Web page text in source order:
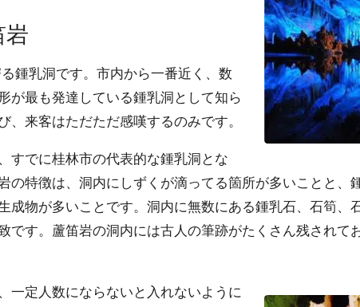
張家界
お客様の声
岩
鍾乳洞です。市内から一番近く、数
が最も発達している鍾乳洞として知ら
来客はただただ感嘆するのみです。
すでに桂林市の代表的な鍾乳洞とな
の特徴は、洞内にしずくが滴ってる箇所が多いことと、
成物が多いことです。洞内に無数にある鍾乳石、石筍、
です。蘆笛岩の洞内には古人の筆跡がたくさん残されて
一定人数にならないと入れないように